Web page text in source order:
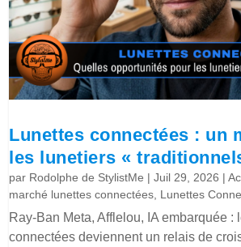
Lunettes connectées : un
les lunetiers «
par Rodolphe de StylistMe |Juil 29, 2026 |
marché lunettes connectées, Lunettes
Ray-Ban Meta, Afflelou, IA embarquée :
connectées deviennent un relais de